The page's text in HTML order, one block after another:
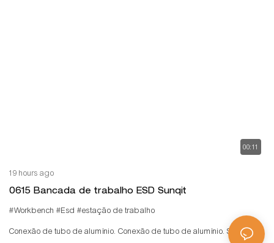
00:11
19 hours ago
0615 Bancada de trabalho ESD Sunqit
#Workbench #Esd #estação de trabalho
Conexão de tubo de alumínio. Conexão de tubo de alumínio. Suporte